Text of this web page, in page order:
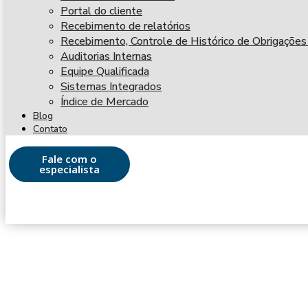
Portal do cliente
Recebimento de relatórios
Recebimento, Controle de Histórico de
Auditorias Internas
Equipe Qualificada
Sistemas Integrados
Índice de Mercado
Blog
Contato
Fale com o
especialista